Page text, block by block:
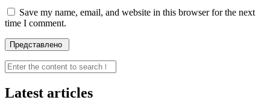
Save my name, email, and website in this browser for the next
time I comment.
Search
Latest articles